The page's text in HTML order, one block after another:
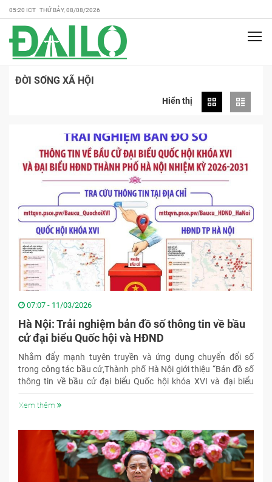
05:20 ICT THỨ BẢY, 08/08/2026
ĐỜI SỐNG XÃ HỘI
Hiển thị
07:07 - 11/03/2026
Hà Nội: Trải nghiệm bản đồ số thông tin về bầu
cử đại biểu Quốc hội và HĐND
Nhằm đẩy mạnh tuyên truyền và ứng dụng chuyển đổi số
trong công tác bầu cử,Thành phố Hà Nội giới thiệu “Bản đồ số
thông tin về bầu cử đại biểu Quốc hội khóa XVI và đại biểu
Xem thêm